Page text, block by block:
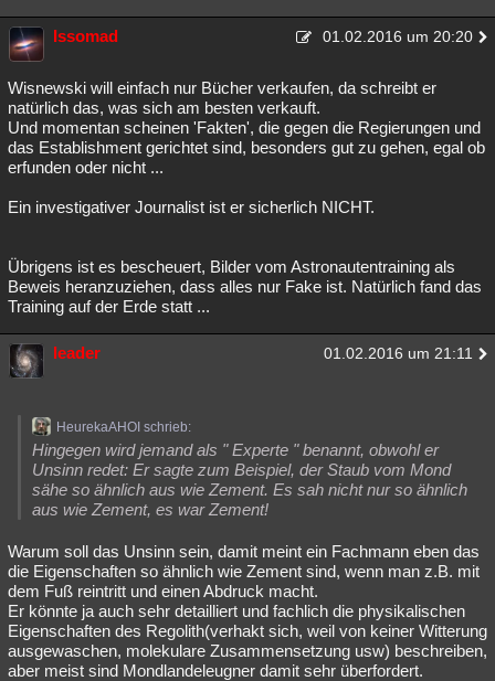
Issomad 01.02.2016 um 20:20
Wisnewski will einfach nur Bücher verkaufen, da schreibt er
natürlich das, was sich am besten verkauft.
Und momentan scheinen 'Fakten', die gegen die Regierungen und
das Establishment gerichtet sind, besonders gut zu gehen, egal ob
erfunden oder nicht ...
Ein investigativer Journalist ist er sicherlich NICHT.
Übrigens ist es bescheuert, Bilder vom Astronautentraining als
Beweis heranzuziehen, dass alles nur Fake ist. Natürlich fand das
Training auf der Erde statt ...
leader 01.02.2016 um 21:11
HeurekaAHOI schrieb:
Hingegen wird jemand als " Experte " benannt, obwohl er
Unsinn redet: Er sagte zum Beispiel, der Staub vom Mond
sähe so ähnlich aus wie Zement. Es sah nicht nur so ähnlich
aus wie Zement, es war Zement!
Warum soll das Unsinn sein, damit meint ein Fachmann eben das
die Eigenschaften so ähnlich wie Zement sind, wenn man z.B. mit
dem Fuß reintritt und einen Abdruck macht.
Er könnte ja auch sehr detailliert und fachlich die physikalischen
Eigenschaften des Regolith(verhakt sich, weil von keiner Witterung
ausgewaschen, molekulare Zusammensetzung usw) beschreiben,
aber meist sind Mondlandeleugner damit sehr überfordert.